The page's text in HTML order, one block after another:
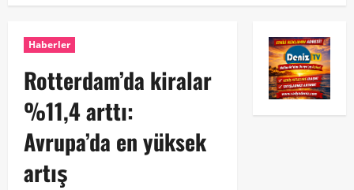
Haberler
Rotterdam’da kiralar
%11,4 arttı:
Avrupa’da en yüksek
artış